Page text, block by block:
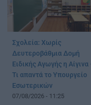
Σχολεία: Χωρίς
Δευτεροβάθμια Δομή
Ειδικής Αγωγής η Αίγινα
Τι απαντά το Υπουργείο
Εσωτερικών
07/08/2026 - 11:25